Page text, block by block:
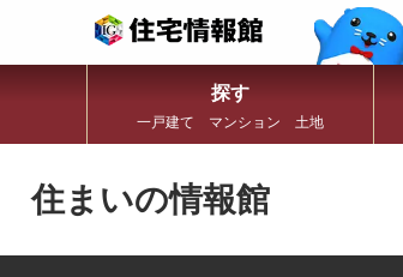
探す
一戸建て マンション 土地
住まいの情報館
ま